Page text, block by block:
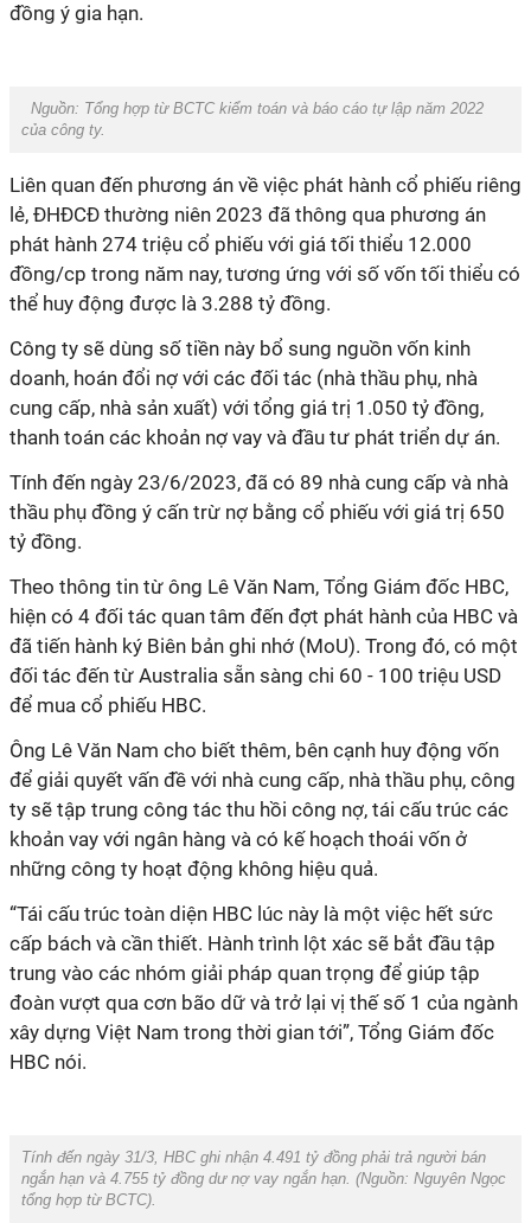
đồng ý gia hạn.
Nguồn: Tổng hợp từ BCTC kiểm toán và báo cáo tự lập năm 2022
của công ty.
Liên quan đến phương án về việc phát hành cổ phiếu riêng
lẻ, ĐHĐCĐ thường niên 2023 đã thông qua phương án
phát hành 274 triệu cổ phiếu với giá tối thiểu 12.000
đồng/cp trong năm nay, tương ứng với số vốn tối thiểu có
thể huy động được là 3.288 tỷ đồng.
Công ty sẽ dùng số tiền này bổ sung nguồn vốn kinh
doanh, hoán đổi nợ với các đối tác (nhà thầu phụ, nhà
cung cấp, nhà sản xuất) với tổng giá trị 1.050 tỷ đồng,
thanh toán các khoản nợ vay và đầu tư phát triển dự án.
Tính đến ngày 23/6/2023, đã có 89 nhà cung cấp và nhà
thầu phụ đồng ý cấn trừ nợ bằng cổ phiếu với giá trị 650
tỷ đồng.
Theo thông tin từ ông Lê Văn Nam, Tổng Giám đốc HBC,
hiện có 4 đối tác quan tâm đến đợt phát hành của HBC và
đã tiến hành ký Biên bản ghi nhớ (MoU). Trong đó, có một
đối tác đến từ Australia sẵn sàng chi 60 - 100 triệu USD
để mua cổ phiếu HBC.
Ông Lê Văn Nam cho biết thêm, bên cạnh huy động vốn
để giải quyết vấn đề với nhà cung cấp, nhà thầu phụ, công
ty sẽ tập trung công tác thu hồi công nợ, tái cấu trúc các
khoản vay với ngân hàng và có kế hoạch thoái vốn ở
những công ty hoạt động không hiệu quả.
“Tái cấu trúc toàn diện HBC lúc này là một việc hết sức
cấp bách và cần thiết. Hành trình lột xác sẽ bắt đầu tập
trung vào các nhóm giải pháp quan trọng để giúp tập
đoàn vượt qua cơn bão dữ và trở lại vị thế số 1 của ngành
xây dựng Việt Nam trong thời gian tới”, Tổng Giám đốc
HBC nói.
Tính đến ngày 31/3, HBC ghi nhận 4.491 tỷ đồng phải trả người bán
ngắn hạn và 4.755 tỷ đồng dư nợ vay ngắn hạn. (Nguồn: Nguyên Ngọc
tổng hợp từ BCTC).